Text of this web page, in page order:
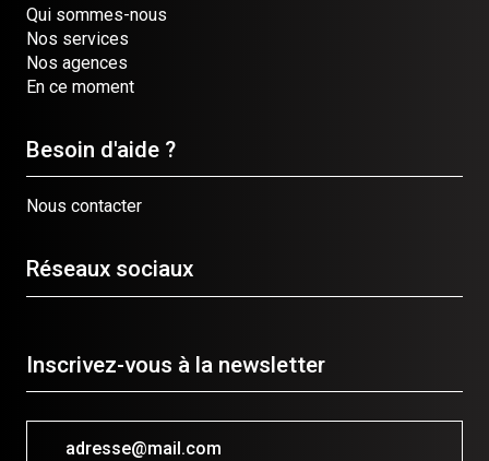
Qui sommes-nous
Nos services
Nos agences
En ce moment
Besoin d'aide ?
Nous contacter
Réseaux sociaux
Inscrivez-vous à la newsletter
adresse@mail.com